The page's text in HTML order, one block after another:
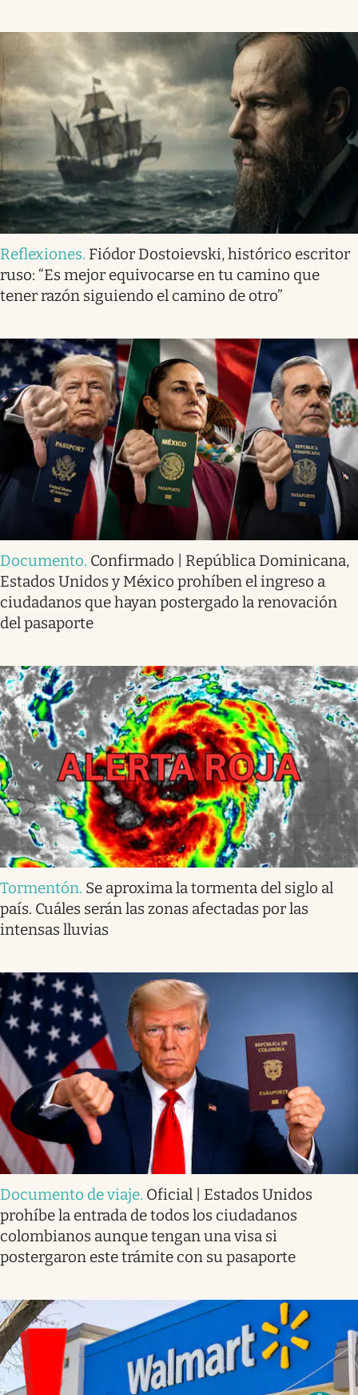
Reflexiones. Fiódor Dostoievski, histórico escritor
ruso: “Es mejor equivocarse en tu camino que
tener razón siguiendo el camino de otro”
Documento. Confirmado | República Dominicana,
Estados Unidos y México prohíben el ingreso a
ciudadanos que hayan postergado la renovación
del pasaporte
Tormentón. Se aproxima la tormenta del siglo al
país. Cuáles serán las zonas afectadas por las
intensas lluvias
Documento de viaje. Oficial | Estados Unidos
prohíbe la entrada de todos los ciudadanos
colombianos aunque tengan una visa si
postergaron este trámite con su pasaporte